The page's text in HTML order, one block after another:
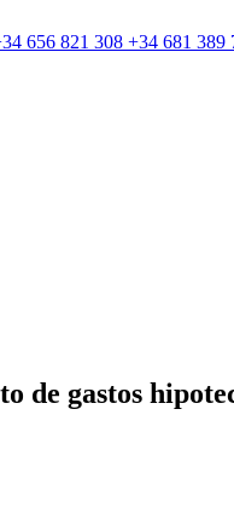
656 821 308 +34 681 389
de gastos